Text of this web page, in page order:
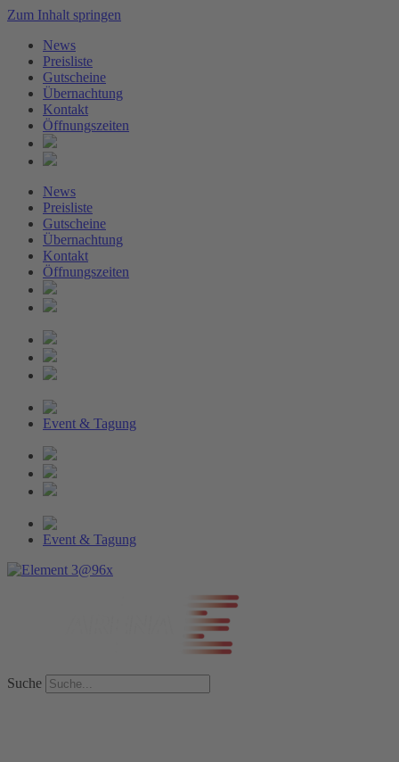
Zum Inhalt springen
News
Preisliste
Gutscheine
Übernachtung
Kontakt
Öffnungszeiten
News
Preisliste
Gutscheine
Übernachtung
Kontakt
Öffnungszeiten
Event & Tagung
Event & Tagung
Suche